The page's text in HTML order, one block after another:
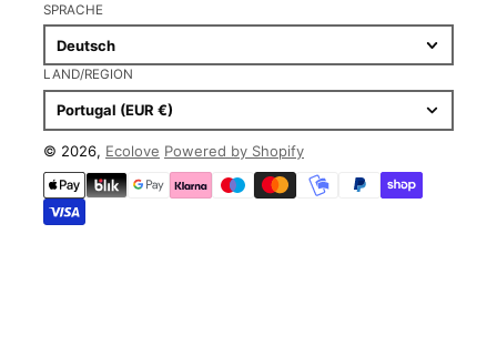
SPRACHE
Deutsch
LAND/REGION
Portugal (EUR €)
© 2026, Ecolove Powered by Shopify
Zahlungsmethoden